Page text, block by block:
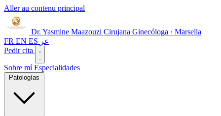
Aller au contenu principal
Dr. Yasmine Maazouzi Cirujana Ginecóloga · Marsella
FR EN ES عر
Pedir cita
Sobre míEspecialidades